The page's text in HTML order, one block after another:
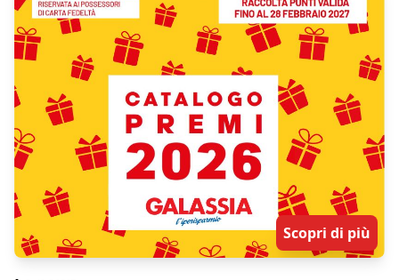
Scopri di più